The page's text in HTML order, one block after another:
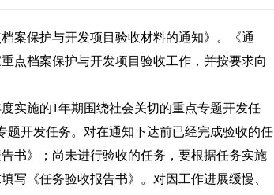
案保护与开发项目验收材料的通知》。《通
点档案保护与开发项目验收工作，并按要求向
实施的1年期围绕社会关切的重点专题开发任
题开发任务。对在通知下达前已经完成验收的任
书》；尚未进行验收的任务，要根据任务实施
写《任务验收报告书》。对因工作进展缓慢、